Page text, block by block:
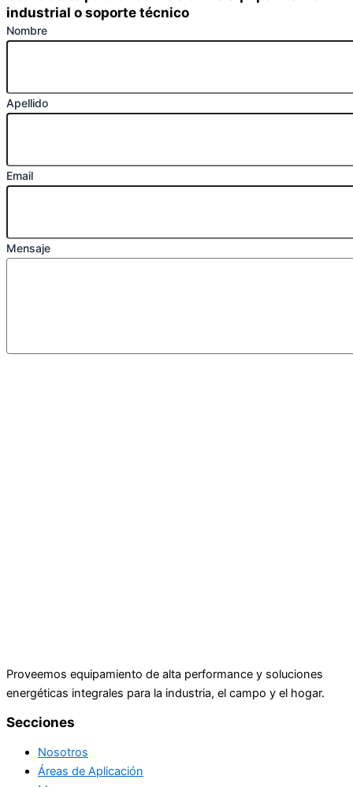
industrial o soporte técnico
Nombre
Apellido
Email
Mensaje
Proveemos equipamiento de alta performance y soluciones
energéticas integrales para la industria, el campo y el hogar.
Secciones
Nosotros
Áreas de Aplicación